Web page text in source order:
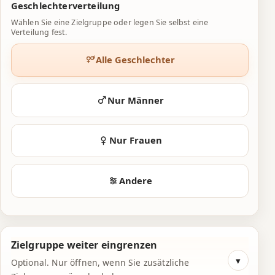
Geschlechterverteilung
Wählen Sie eine Zielgruppe oder legen Sie selbst eine
Verteilung fest.
Alle Geschlechter
Nur Männer
Nur Frauen
Andere
Zielgruppe weiter eingrenzen
Optional. Nur öffnen, wenn Sie zusätzliche
3
4
5
6
7
8
0
1
2
3
5
7
8
0
1
2
6
8
0
1
3
4
5